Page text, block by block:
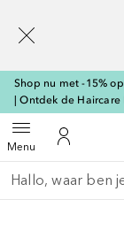
Shop nu met -15%
| Ontdek de Haircare
MenuOpen menuNaar
Ga terug
Zoekopdracht